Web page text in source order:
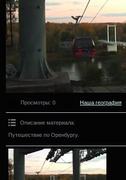
Просмотры: 0 Наша география
Описание материала:
Путешествие по Оренбургу.